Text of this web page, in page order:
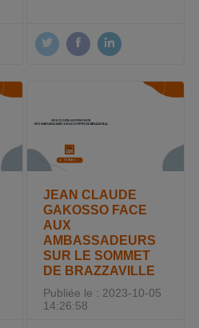
JEAN CLAUDE
GAKOSSO FACE
AUX
AMBASSADEURS
SUR LE SOMMET
DE BRAZZAVILLE
Publiée le : 2023-10-05
14:26:58